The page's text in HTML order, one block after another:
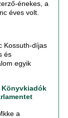
énekes, a
éves volt.
Kossuth-díjas
és
egyik
Könyvkiadók
a